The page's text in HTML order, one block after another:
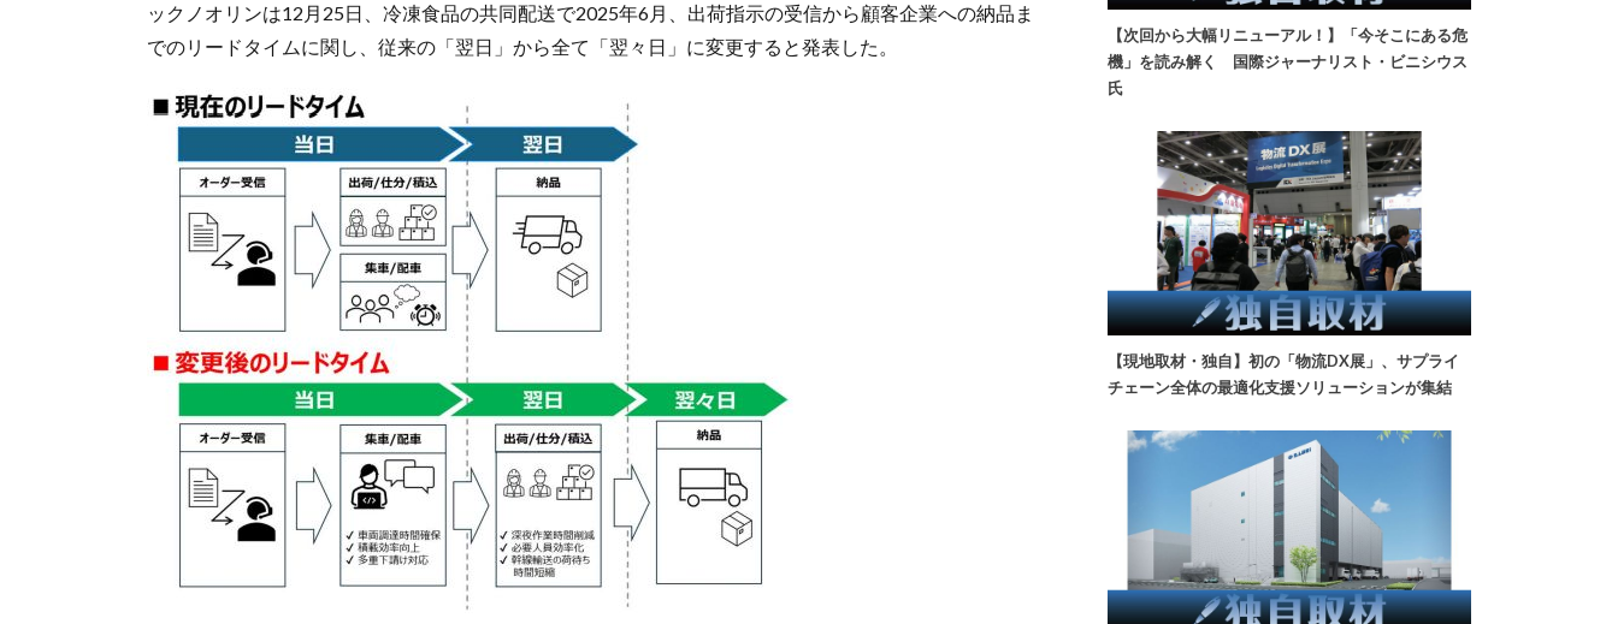
ックノオリンは12月25日、冷凍食品の共同配送で2025年6月、出荷指示の受信から顧客企業への納品ま
でのリードタイムに関し、従来の「翌日」から全て「翌々日」に変更すると発表した。
【次回から大幅リニューアル！】「今そこにある危
機」を読み解く 国際ジャーナリスト・ビニシウス
氏
【現地取材・独自】初の「物流DX展」、サプライ
チェーン全体の最適化支援ソリューションが集結